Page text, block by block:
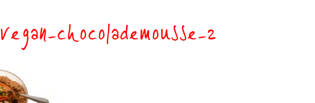
vegan-chocolademousse-2